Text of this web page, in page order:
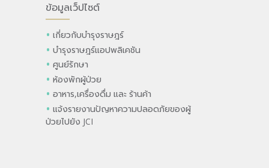
ข้อมูลเว็ปไซต์
เกี่ยวกับบำรุงราษฎร์
บำรุงราษฎร์แอปพลิเคชัน
ศูนย์รักษา
ห้องพักผู้ป่วย
อาหาร,เครื่องดื่ม และ ร้านค้า
แจ้งรายงานปัญหาความปลอดภัยของผู้
ป่วยไปยัง JCI